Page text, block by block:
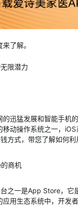
了解。
限潜力
迅猛发展和智能手机
动操作系统之一，
方式，带您了解如何利
商机
之一是App Store，它
应用生态系统中，开发